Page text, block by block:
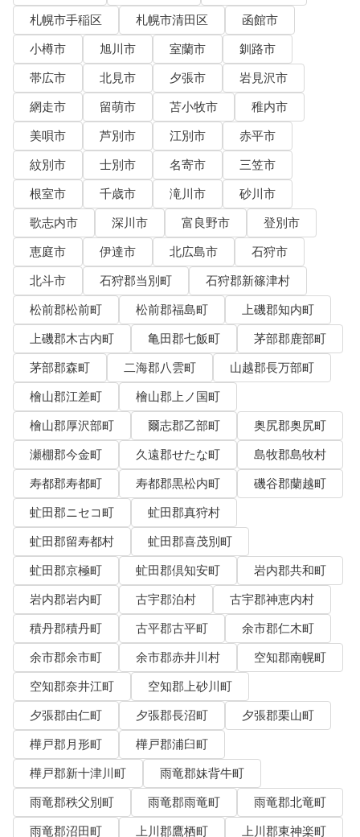
札幌市手稲区 札幌市清田区
函館市
小樽市
旭川市 室蘭市
釧路市
帯広市
北見市 夕張市
岩見沢市
網走市
留萌市 苫小牧市
稚内市
美唄市
芦別市 江別市
赤平市
紋別市
士別市 名寄市
三笠市
根室市
千歳市 滝川市
砂川市
歌志内市
深川市 富良野市
登別市
恵庭市
伊達市 北広島市
石狩市
北斗市
石狩郡当別町
石狩郡新篠津村
松前郡松前町
松前郡福島町
上磯郡知内町
上磯郡木古内町
亀田郡七飯町
茅部郡鹿部町
茅部郡森町
二海郡八雲町
山越郡長万部町
檜山郡江差町
檜山郡上ノ国町
檜山郡厚沢部町
爾志郡乙部町
奥尻郡奥尻町
瀬棚郡今金町
久遠郡せたな町
島牧郡島牧村
寿都郡寿都町
寿都郡黒松内町
磯谷郡蘭越町
虻田郡ニセコ町
虻田郡真狩村
虻田郡留寿都村
虻田郡喜茂別町
虻田郡京極町
虻田郡倶知安町
岩内郡共和町
岩内郡岩内町
古宇郡泊村
古宇郡神恵内村
積丹郡積丹町
古平郡古平町
余市郡仁木町
余市郡余市町
余市郡赤井川村
空知郡南幌町
空知郡奈井江町
空知郡上砂川町
夕張郡由仁町
夕張郡長沼町
夕張郡栗山町
樺戸郡月形町
樺戸郡浦臼町
樺戸郡新十津川町
雨竜郡妹背牛町
雨竜郡秩父別町
雨竜郡雨竜町
雨竜郡北竜町
雨竜郡沼田町
上川郡鷹栖町
上川郡東神楽町